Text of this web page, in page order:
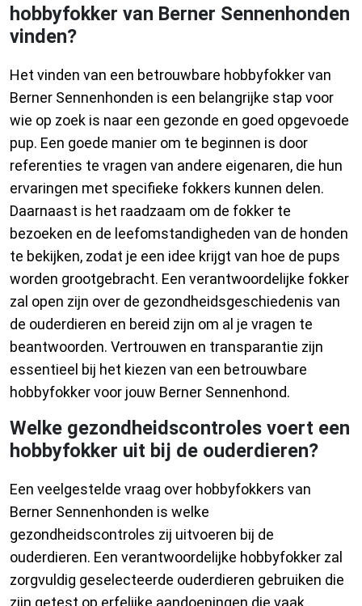
hobbyfokker van Berner Sennenhonden
vinden?
Het vinden van een betrouwbare hobbyfokker van
Berner Sennenhonden is een belangrijke stap voor
wie op zoek is naar een gezonde en goed opgevoede
pup. Een goede manier om te beginnen is door
referenties te vragen van andere eigenaren, die hun
ervaringen met specifieke fokkers kunnen delen.
Daarnaast is het raadzaam om de fokker te
bezoeken en de leefomstandigheden van de honden
te bekijken, zodat je een idee krijgt van hoe de pups
worden grootgebracht. Een verantwoordelijke fokker
zal open zijn over de gezondheidsgeschiedenis van
de ouderdieren en bereid zijn om al je vragen te
beantwoorden. Vertrouwen en transparantie zijn
essentieel bij het kiezen van een betrouwbare
hobbyfokker voor jouw Berner Sennenhond.
Welke gezondheidscontroles voert een
hobbyfokker uit bij de ouderdieren?
Een veelgestelde vraag over hobbyfokkers van
Berner Sennenhonden is welke
gezondheidscontroles zij uitvoeren bij de
ouderdieren. Een verantwoordelijke hobbyfokker zal
zorgvuldig geselecteerde ouderdieren gebruiken die
zijn getest op erfelijke aandoeningen die vaak